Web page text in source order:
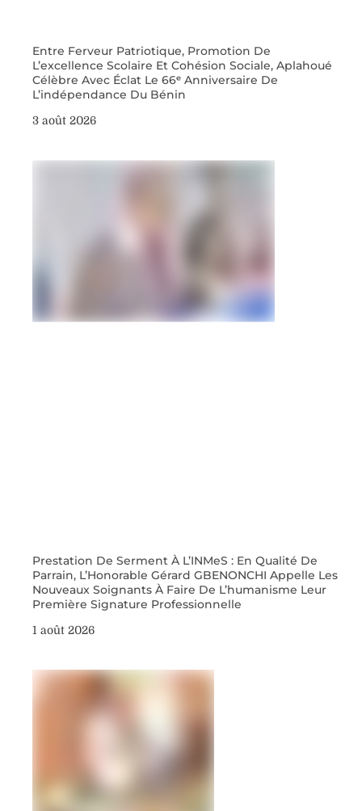
Entre Ferveur Patriotique, Promotion De
L’excellence Scolaire Et Cohésion Sociale, Aplahoué
Célèbre Avec Éclat Le 66ᵉ Anniversaire De
L’indépendance Du Bénin
3 août 2026
Prestation De Serment À L’INMeS : En Qualité De
Parrain, L’Honorable Gérard GBENONCHI Appelle Les
Nouveaux Soignants À Faire De L’humanisme Leur
Première Signature Professionnelle
1 août 2026